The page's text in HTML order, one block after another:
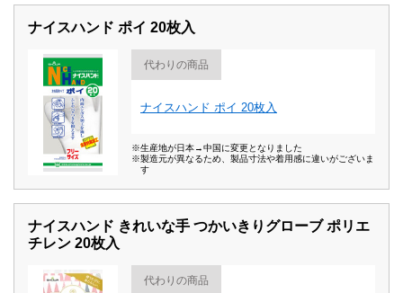
ナイスハンド ポイ 20枚入
代わりの商品
ナイスハンド ポイ 20枚入
※生産地が日本→中国に変更となりました
※製造元が異なるため、製品寸法や着用感に違いがございま
す
ナイスハンド きれいな手 つかいきりグローブ ポリエ
チレン 20枚入
代わりの商品